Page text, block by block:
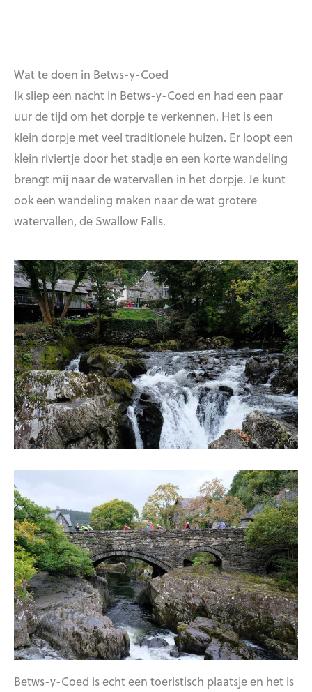
Wat te doen in Betws-y-Coed
Ik sliep een nacht in Betws-y-Coed en had een paar
uur de tijd om het dorpje te verkennen. Het is een
klein dorpje met veel traditionele huizen. Er loopt een
klein riviertje door het stadje en een korte wandeling
brengt mij naar de watervallen in het dorpje. Je kunt
ook een wandeling maken naar de wat grotere
watervallen, de Swallow Falls.
Betws-y-Coed is echt een toeristisch plaatsje en het is